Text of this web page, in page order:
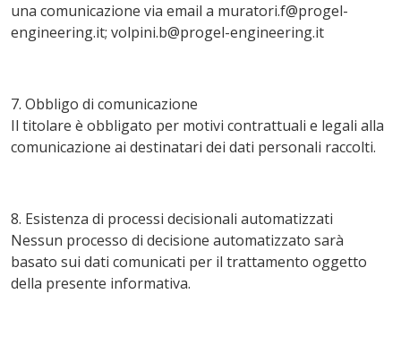
una comunicazione via email a muratori.f@progel-
engineering.it; volpini.b@progel-engineering.it
7. Obbligo di comunicazione
Il titolare è obbligato per motivi contrattuali e legali alla
comunicazione ai destinatari dei dati personali raccolti.
8. Esistenza di processi decisionali automatizzati
Nessun processo di decisione automatizzato sarà
basato sui dati comunicati per il trattamento oggetto
della presente informativa.